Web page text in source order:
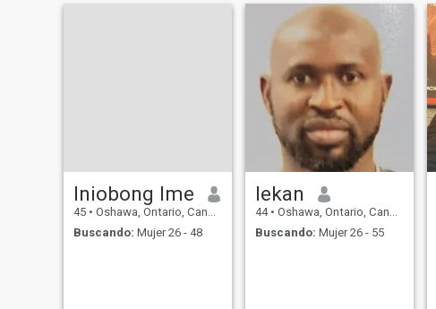
Iniobong Ime
45 • Oshawa, Ontario, Canadá
Buscando: Mujer 26 - 48
lekan
44 • Oshawa, Ontario, Canadá
Buscando: Mujer 26 - 55